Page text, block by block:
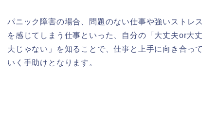
パニック障害の場合、問題のない仕事や強いストレス
を感じてしまう仕事といった、自分の「大丈夫or大丈
夫じゃない」を知ることで、仕事と上手に向き合って
いく手助けとなります。